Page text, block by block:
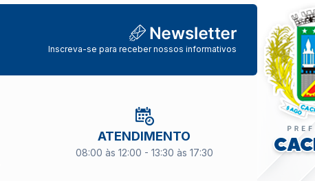
Inscreva-se para receber nossos informativos
ATENDIMENTO
08:00 às 12:00 - 13:30 às 17:30